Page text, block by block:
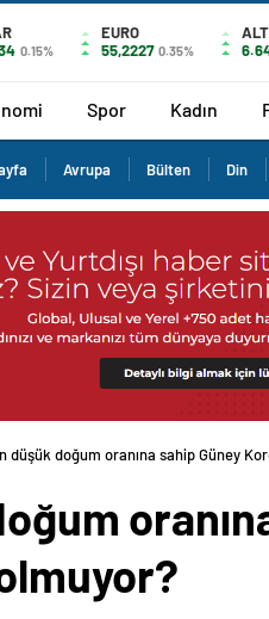
0.15%
EURO
55,2227 0.35%
Spor Kadın
Avrupa Bülten Din
düşük doğum oranına sahip Güney